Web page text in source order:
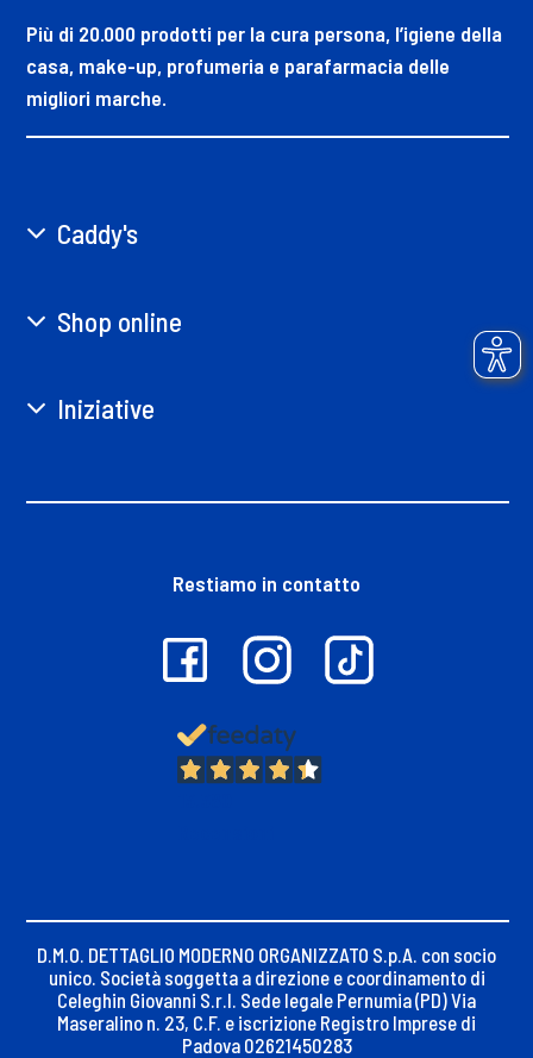
Più di 20.000 prodotti per la cura persona, l’igiene della
casa, make-up, profumeria e parafarmacia delle
migliori marche.
Caddy's
Shop online
Iniziative
Restiamo in contatto
D.M.O. DETTAGLIO MODERNO ORGANIZZATO S.p.A. con socio
unico. Società soggetta a direzione e coordinamento di
Celeghin Giovanni S.r.l. Sede legale Pernumia (PD) Via
Maseralino n. 23, C.F. e iscrizione Registro Imprese di
Padova 02621450283